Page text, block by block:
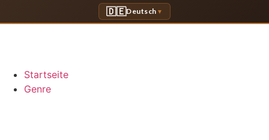
🇩🇪Deutsch ▼
Startseite
Genre